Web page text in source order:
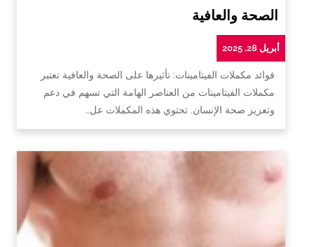
الصحة والعافية
أبريل 28, 2025
فوائد مكملات الفيتامينات: تأثيرها على الصحة والعافية تعتبر
مكملات الفيتامينات من العناصر الهامة التي تسهم في دعم
وتعزيز صحة الإنسان. تحتوي هذه المكملات عل…